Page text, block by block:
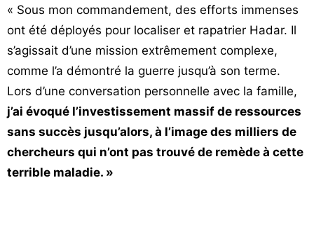
« Sous mon commandement, des efforts immenses
ont été déployés pour localiser et rapatrier Hadar. Il
s’agissait d’une mission extrêmement complexe,
comme l’a démontré la guerre jusqu’à son terme.
Lors d’une conversation personnelle avec la famille,
j’ai évoqué l’investissement massif de ressources
sans succès jusqu’alors, à l’image des milliers de
chercheurs qui n’ont pas trouvé de remède à cette
terrible maladie. »